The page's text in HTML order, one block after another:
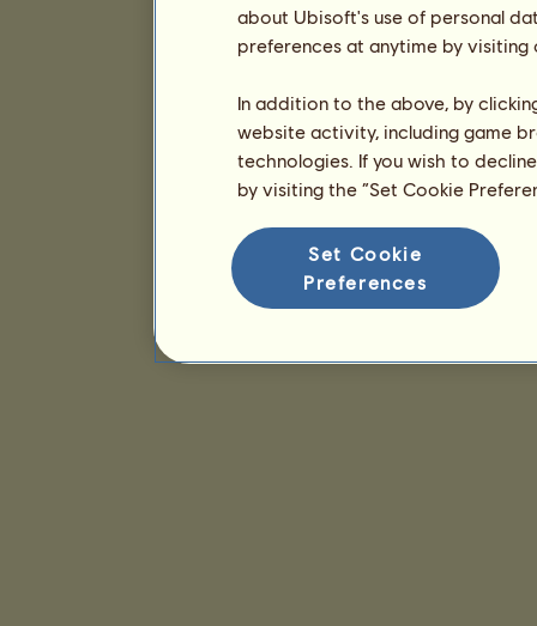
about Ubisoft's use of personal
preferences at anytime by
In addition to the above, by
website activity, including game
technologies. If you wish to
by visiting the “Set Cookie
Set Cookie
Preferences